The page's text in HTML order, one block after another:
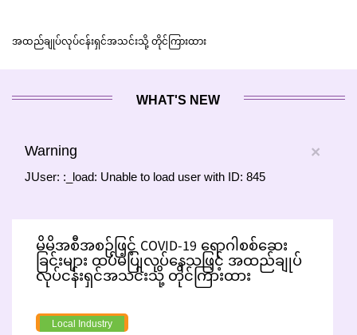
အထည်ချုပ်လုပ်ငန်းရှင်အသင်းသို့ တိုင်ကြားထား
WHAT'S NEW
×
Warning
JUser: :_load: Unable to load user with ID: 845
မိမိအစီအစဉ်ဖြင့် COVID-19 ရောဂါစစ်ဆေး
ခြင်းများ ထပ်မံပြုလုပ်နေသဖြင့် အထည်ချုပ်
လုပ်ငန်းရှင်အသင်းသို့ တိုင်ကြားထား
Local Industry